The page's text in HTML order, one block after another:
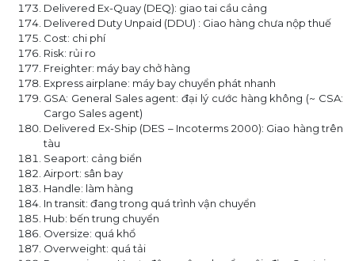
Delivered Ex-Quay (DEQ): giao tai cầu cảng
Delivered Duty Unpaid (DDU) : Giao hàng chưa nộp thuế
Cost: chi phí
Risk: rủi ro
Freighter: máy bay chở hàng
Express airplane: máy bay chuyển phát nhanh
GSA: General Sales agent: đại lý cước hàng không (~ CSA:
Cargo Sales agent)
Delivered Ex-Ship (DES – Incoterms 2000): Giao hàng trên
tàu
Seaport: cảng biển
Airport: sân bay
Handle: làm hàng
In transit: đang trong quá trình vận chuyển
Hub: bến trung chuyển
Oversize: quá khổ
Overweight: quá tải